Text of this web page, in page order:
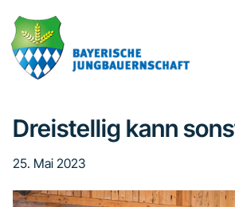
Inhalt
springen
Seitenspalte
springen
Fußzeile
springen
Dreistellig kann
25. Mai 2023